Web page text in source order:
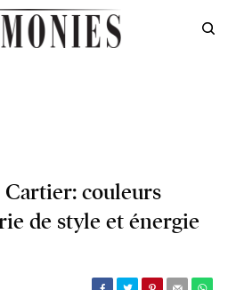
couleurs
de style et énergie